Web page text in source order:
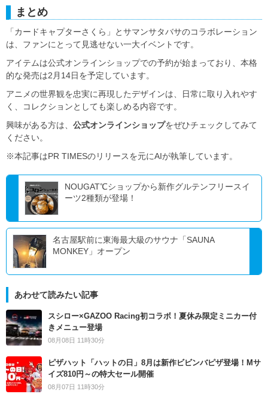
まとめ
「カードキャプターさくら」とサマンサタバサのコラボレーション
は、ファンにとって見逃せない一大イベントです。
アイテムは公式オンラインショップでの予約が始まっており、本格
的な発売は2月14日を予定しています。
アニメの世界観を忠実に再現したデザインは、日常に取り入れやす
く、コレクションとしても楽しめる内容です。
興味がある方は、 公式オンラインショップをぜひチェックしてみて
ください。
※本記事はPR TIMESのリリースを元にAIが執筆しています。
NOUGAT℃ショップから新作グルテンフリースイ
ーツ2種類が登場！
名古屋駅前に東海最大級のサウナ「SAUNA
MONKEY」オープン
あわせて読みたい記事
スシロー×GAZOO Racing初コラボ！夏休み限定ミニカー付
きメニュー登場
08月08日 11時30分
ピザハット「ハットの日」8月は新作ビビンバピザ登場！Mサ
イズ810円～の特大セール開催
08月07日 11時30分